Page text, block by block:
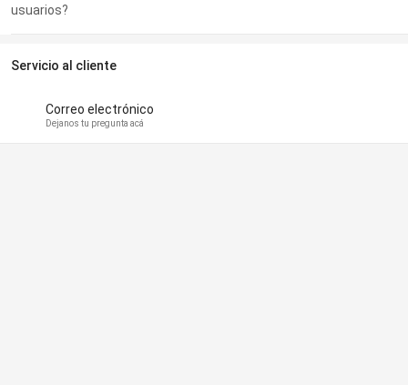
usuarios?
Servicio al cliente
Correo electrónico
Dejanos tu pregunta acá